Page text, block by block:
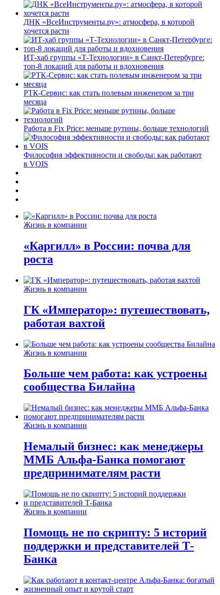
ДНК «ВсеИнструменты.ру»: атмосфера, в которой
хочется расти
ИТ-хаб группы «Т-Технологии» в Санкт-Петербурге:
топ-8 локаций для работы и вдохновения
РТК-Сервис: как стать полевым инженером за три
месяца
Работа в Fix Price: меньше рутины, больше технологий
Философия эффективности и свободы: как работают
в VOIS
Жизнь в компании
«Каргилл» в России: почва для
роста
Жизнь в компании
ГК «Император»: путешествовать,
работая вахтой
Жизнь в компании
Больше чем работа: как устроены
сообщества Билайна
Жизнь в компании
Немалый бизнес: как менеджеры
ММБ Альфа-Банка помогают
предпринимателям расти
Жизнь в компании
Помощь не по скрипту: 5 историй
поддержки и представителей Т-
Банка